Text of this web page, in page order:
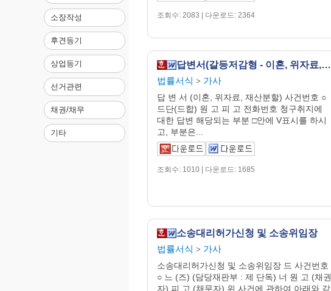
소장작성
후견등기
상업등기
선거관련
채권/채무
기타
조회수: 2083 | 다운로드: 2364
답변서(갈등저감형 - 이혼, 위자료, 재산분할)
법률서식 > 가사
답 변 서 (이혼, 위자료, 재산분할) 사건번호 ○
드단(드합) 원 고 피 고 전화번호 청구취지에
대한 답변 해당되는 부분 □안에 V표시를 하시
고, 부분은...
조회수: 1010 | 다운로드: 1685
소송대리허가신청 및 소송위임장
법률서식 > 가사
소송대리허가신청 및 소송위임장 드 사건번호
○ 느 (즈) (담당재판부 : 제 단독) 너 원 고 (채권
자) 피 고 (채무자) 위 사건에 관하여 아래와 같